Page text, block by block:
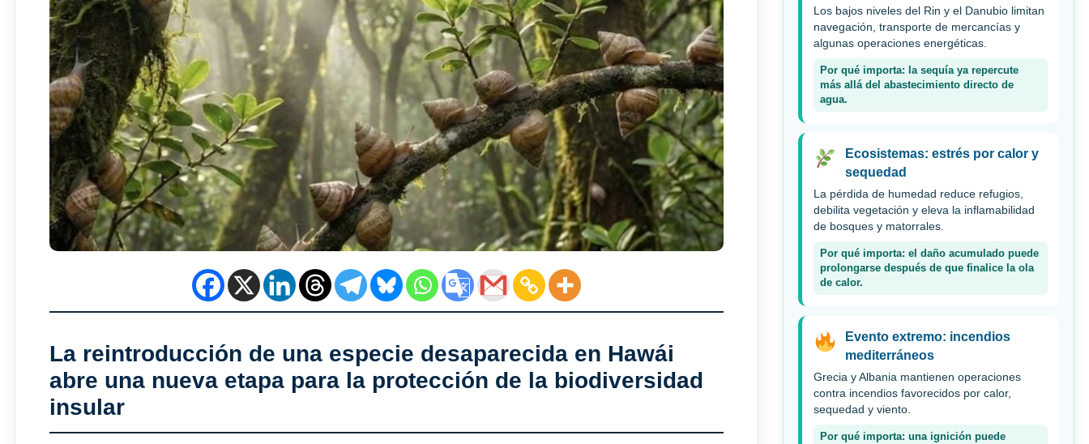
La reintroducción de una especie desaparecida en Hawái
abre una nueva etapa para la protección de la biodiversidad
insular
Los bajos niveles del Rin y el Danubio limitan
navegación, transporte de mercancías y
algunas operaciones energéticas.
Por qué importa: la sequía ya repercute
más allá del abastecimiento directo de
agua.
Ecosistemas: estrés por calor y
sequedad
La pérdida de humedad reduce refugios,
debilita vegetación y eleva la inflamabilidad
de bosques y matorrales.
Por qué importa: el daño acumulado puede
prolongarse después de que finalice la ola
de calor.
Evento extremo: incendios
mediterráneos
Grecia y Albania mantienen operaciones
contra incendios favorecidos por calor,
sequedad y viento.
Por qué importa: una ignición puede